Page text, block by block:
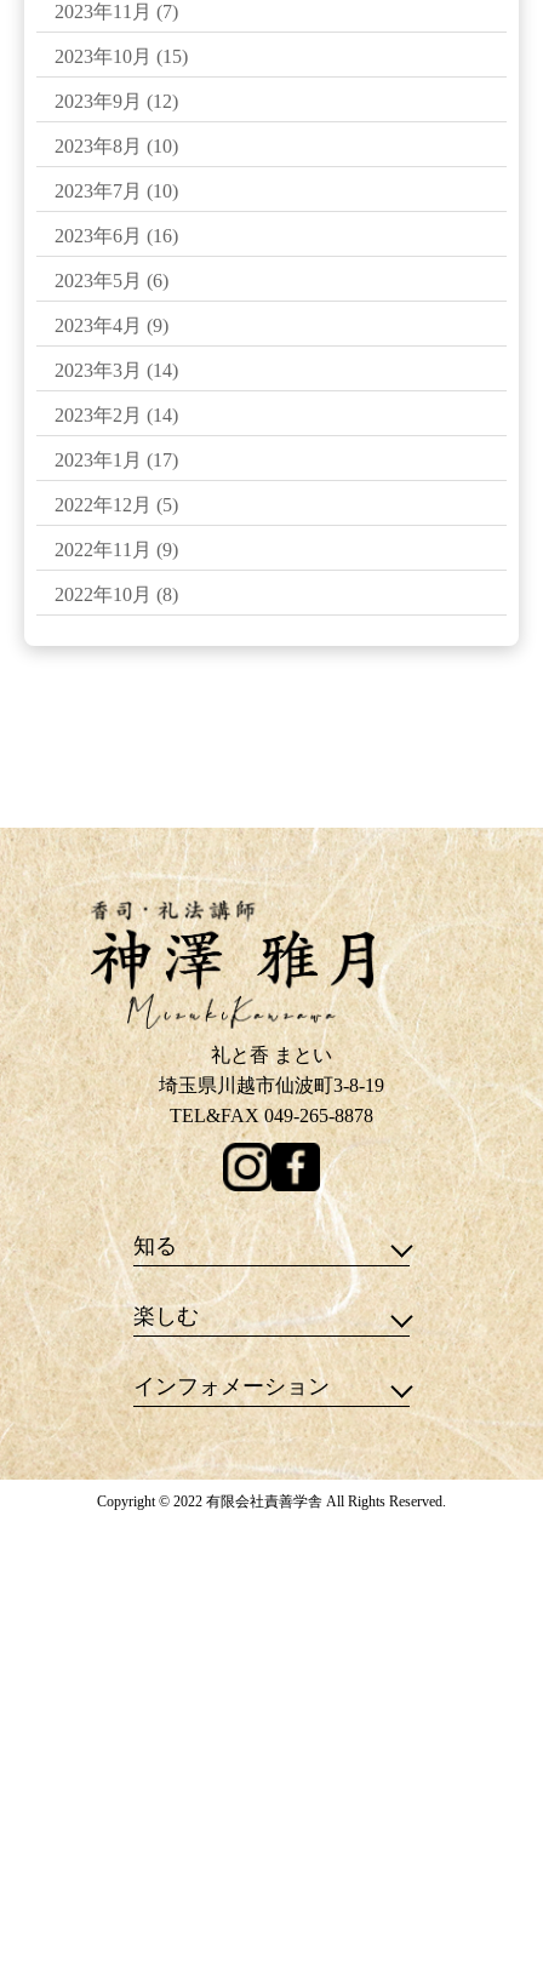
2023年11月 (7)
2023年10月 (15)
2023年9月 (12)
2023年8月 (10)
2023年7月 (10)
2023年6月 (16)
2023年5月 (6)
2023年4月 (9)
2023年3月 (14)
2023年2月 (14)
2023年1月 (17)
2022年12月 (5)
2022年11月 (9)
2022年10月 (8)
礼と香 まとい
埼玉県川越市仙波町3-8-19
TEL&FAX 049-265-8878
知る
楽しむ
インフォメーション
Copyright © 2022 有限会社責善学舎 All Rights Reserved.